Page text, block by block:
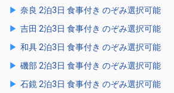
奈良 2泊3日 食事付き のぞみ選択可能
吉田 2泊3日 食事付き のぞみ選択可能
和具 2泊3日 食事付き のぞみ選択可能
磯部 2泊3日 食事付き のぞみ選択可能
石鏡 2泊3日 食事付き のぞみ選択可能